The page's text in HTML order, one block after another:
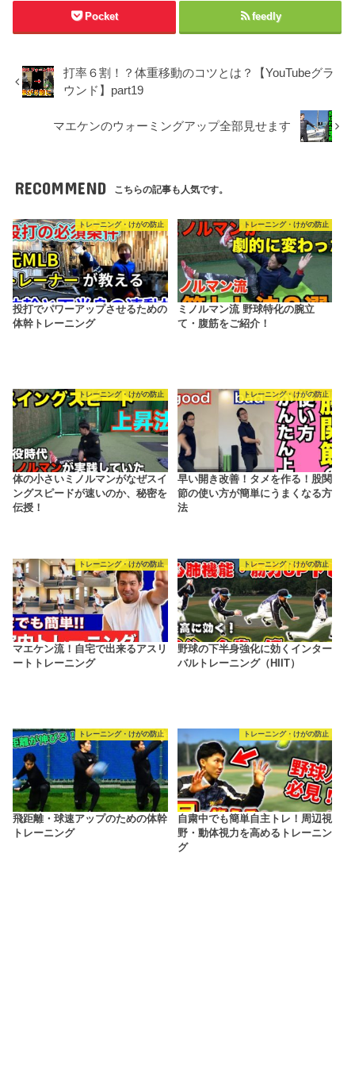
Pocket feedly
打率６割！？体重移動のコツとは？【YouTubeグラ
ウンド】part19
マエケンのウォーミングアップ全部見せます
RECOMMEND こちらの記事も人気です。
トレーニング・けがの防止
投打でパワーアップさせるための
体幹トレーニング
トレーニング・けがの防止
ミノルマン流 野球特化の腕立
て・腹筋をご紹介！
トレーニング・けがの防止
体の小さいミノルマンがなぜスイ
ングスピードが速いのか、秘密を
伝授！
トレーニング・けがの防止
早い開き改善！タメを作る！股関
節の使い方が簡単にうまくなる方
法
トレーニング・けがの防止
マエケン流！自宅で出来るアスリ
ートトレーニング
トレーニング・けがの防止
野球の下半身強化に効くインター
バルトレーニング（HIIT）
トレーニング・けがの防止
飛距離・球速アップのための体幹
トレーニング
トレーニング・けがの防止
自粛中でも簡単自主トレ！周辺視
野・動体視力を高めるトレーニン
グ